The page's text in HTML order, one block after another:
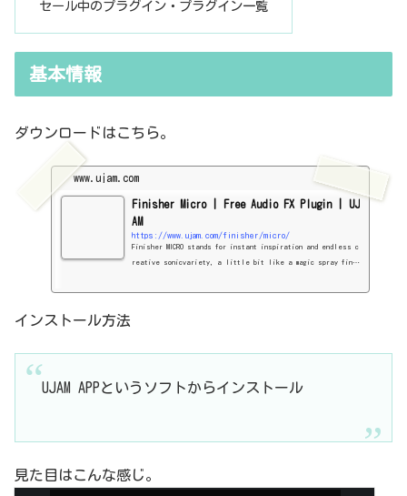
セール中のプラグイン・プラグイン一覧
基本情報
ダウンロードはこちら。
www.ujam.com
Finisher Micro | Free Audio FX Plugin | UJ
AM
https://www.ujam.com/finisher/micro/
Finisher MICRO stands for instant inspiration and endless c
reative sonicvariety, a little bit like a magic spray fini
インストール方法
UJAM APPというソフトからインストール
見た目はこんな感じ。